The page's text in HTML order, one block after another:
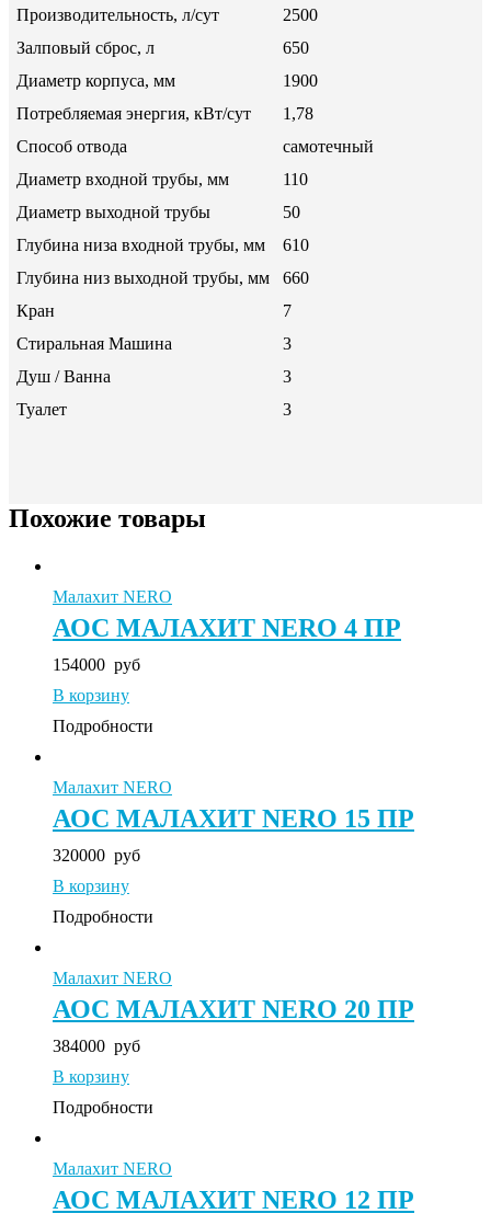
Производительность, л/сут
2500
Залповый сброс, л
650
Диаметр корпуса, мм
1900
Потребляемая энергия, кВт/сут
1,78
Способ отвода
самотечный
Диаметр входной трубы, мм
110
Диаметр выходной трубы
50
Глубина низа входной трубы, мм
610
Глубина низ выходной трубы, мм
660
Кран
7
Стиральная Машина
3
Душ / Ванна
3
Туалет
3
Похожие товары
Малахит NERO
АОС МАЛАХИТ NERO 4 ПР
154000 руб
В корзину
Подробности
Малахит NERO
АОС МАЛАХИТ NERO 15 ПР
320000 руб
В корзину
Подробности
Малахит NERO
АОС МАЛАХИТ NERO 20 ПР
384000 руб
В корзину
Подробности
Малахит NERO
АОС МАЛАХИТ NERO 12 ПР